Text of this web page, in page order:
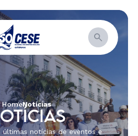
HomeNotícias
últimas notícias de eventos e